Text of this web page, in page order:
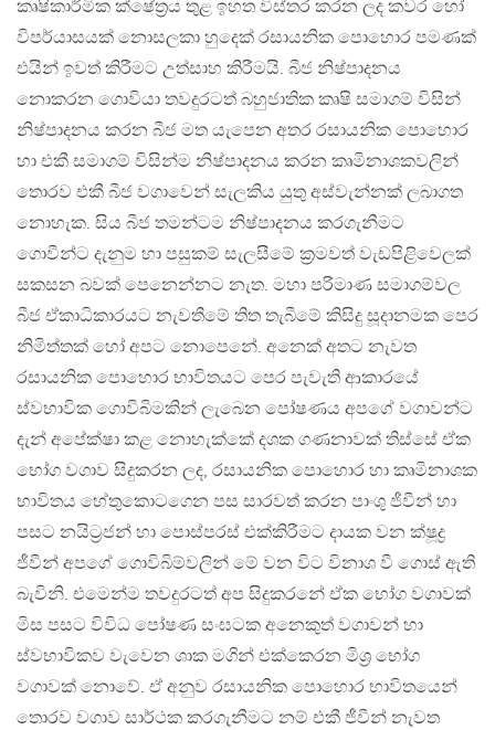
කෘෂිකාර්මික ක්ෂේත්‍රය තුළ ඉහත විස්තර කරන ලද කවර හෝ
විපර්යාසයක් නොසලකා හුදෙක් රසායනික පොහොර පමණක්
එයින් ඉවත් කිරීමට උත්සාහ කිරීමයි. බීජ නිෂ්පාදනය
නොකරන ගොවියා තවදුරටත් බහුජාතික කෘෂි සමාගම් විසින්
නිෂ්පාදනය කරන බීජ මත යැපෙන අතර රසායනික පොහොර
හා එකී සමාගම් විසින්ම නිෂ්පාදනය කරන කෘමිනාශකවලින්
තොරව එකී බීජ වගාවෙන් සැලකිය යුතු අස්වැන්නක් ලබාගත
නොහැක. සිය බීජ තමන්ටම නිෂ්පාදනය කරගැනීමට
ගොවීන්ට දැනුම හා පසුකම් සැලසීමේ ක්‍රමවත් වැඩපිළිවෙලක්
සකසන බවක් පෙනෙන්නට නැත. මහා පරිමාණ සමාගම්වල
බීජ ඒකාධිකාරයට නැවතීමේ තිත තැබීමේ කිසිදු සූදානමක පෙර
නිමිත්තක් හෝ අපට නොපෙනේ. අනෙක් අතට නැවත
රසායනික පොහොර භාවිතයට පෙර පැවැති ආකාරයේ
ස්වභාවික ගොවිබිමකින් ලැබෙන පෝෂණය අපගේ වගාවන්ට
දැන් අපේක්ෂා කළ නොහැක්කේ දශක ගණනාවක් තිස්සේ ඒක
භෝග වගාව සිදුකරන ලද, රසායනික පොහොර හා කෘමිනාශක
භාවිතය හේතුකොටගෙන පස සාරවත් කරන පාංශු ජීවීන් හා
පසට නයිට්‍රජන් හා පොස්පරස් එක්කිරීමට දායක වන ක්ෂූද්‍ර
ජීවීන් අපගේ ගොවිබිම්වලින් මේ වන විට විනාශ වී ගොස් ඇති
බැවිනි. එමෙන්ම තවදුරටත් අප සිදුකරනේ ඒක භෝග වගාවක්
මිස පසට විවිධ පෝෂණ සංඝටක අනෙකුත් වගාවන් හා
ස්වභාවිකව වැවෙන ශාක මගින් එක්කෙරන මිශ්‍ර භෝග
වගාවක් නොවේ. ඒ අනුව රසායනික පොහොර භාවිතයෙන්
තොරව වගාව සාර්ථක කරගැනීමට නම් එකී ජීවීන් නැවත